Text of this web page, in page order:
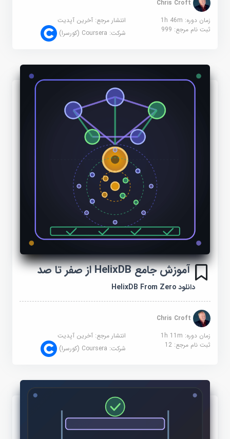
Chris Croft
زمان دوره: 1h 46m
انتشار مرجع:آخرین آپدیت
ثبت نام مرجع:999 شرکت:Coursera (کورسرا)
آموزش جامع HelixDB از صفر تا صد
دانلود HelixDB From Zero
Chris Croft
زمان دوره: 1h 11m
انتشار مرجع:آخرین آپدیت
ثبت نام مرجع:12 شرکت:Coursera (کورسرا)